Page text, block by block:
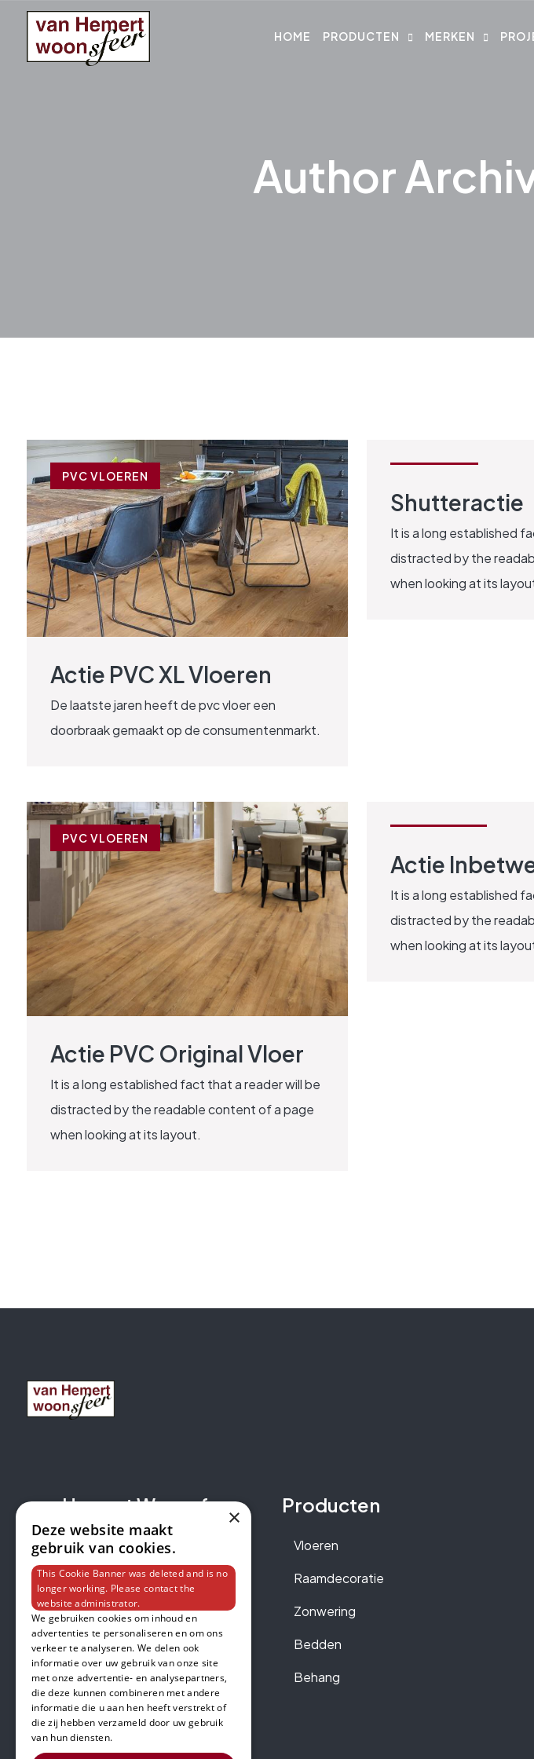
HOME PRODUCTEN MERKEN
Author
PVC VLOEREN
Actie PVC XL Vloeren
De laatste jaren heeft de pvc vloer een
doorbraak gemaakt op de consumentenmarkt.
Shutteractie
It is a long established
distracted by the
when looking at its
PVC VLOEREN
Actie PVC Original Vloer
It is a long established fact that a reader will be
distracted by the readable content of a page
when looking at its layout.
Actie
It is a long established
distracted by the
when looking at its
van Hemert Woonsfeer
Over Ons
Merken
Contact
Afspraak Maken
Inspiration Tour
Vacatures
Producten
Vloeren
Raamdecoratie
Zonwering
Bedden
Behang
×
Deze website maakt
gebruik van cookies.
This Cookie Banner was deleted and is no
longer working. Please contact the
website administrator.
We gebruiken cookies om inhoud en
advertenties te personaliseren en om ons
verkeer te analyseren. We delen ook
informatie over uw gebruik van onze site
met onze advertentie- en analysepartners,
die deze kunnen combineren met andere
informatie die u aan hen heeft verstrekt of
die zij hebben verzameld door uw gebruik
van hun diensten.